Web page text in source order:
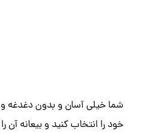
شما خیلی آسان و بدون دغدغه و
خود را انتخاب کنید و بیعانه